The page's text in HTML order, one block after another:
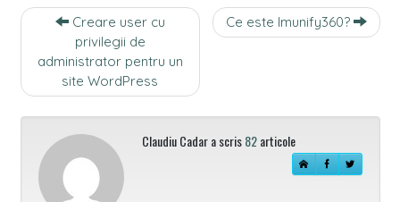
Navigare
intre
Creare user cu
privilegii de
administrator pentru un
site WordPress
Ce este Imunify360?
Claudiu Cadar a scris82articole